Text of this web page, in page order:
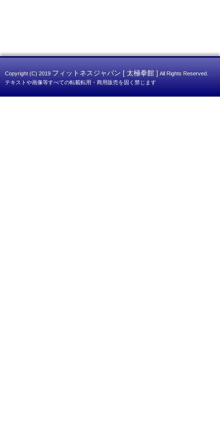
Copyright (C) 2019 フィットネスジャパン [ 太極拳館 ] All Rights Reserved.
テキストや画像等すべての転載転用・商用販売を固く禁じます